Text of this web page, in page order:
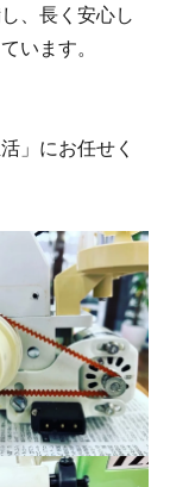
シ
ン
売
店
「ミ
生
活」
に
、長く安心し
います。
」にお任せく